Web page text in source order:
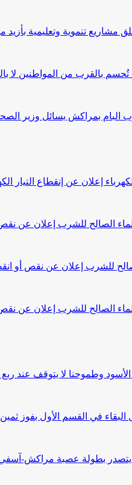
وتعليمية بأزيد من 27 مليون درهم
بالقرب من المواطنين لا
البام بمراكش يسائل وزير
إعلان عن إنقطاع التيار
الصالح للشرب إعلان عن نقص
للشرب إعلان عن نقص أو
الصالح للشرب إعلان عن نقص
وطموحنا لا يتوقف عند ربع
في القسم الأول بفوز
يتصدر بطولة عصبة مراكش-